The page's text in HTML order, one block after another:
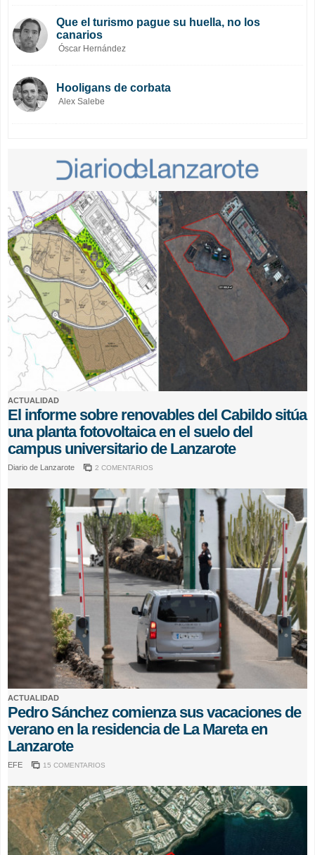
Que el turismo pague su huella, no los
canarios
Óscar Hernández
Hooligans de corbata
Alex Salebe
ACTUALIDAD
El informe sobre renovables del Cabildo sitúa
una planta fotovoltaica en el suelo del
campus universitario de Lanzarote
Diario de Lanzarote 2 COMENTARIOS
ACTUALIDAD
Pedro Sánchez comienza sus vacaciones de
verano en la residencia de La Mareta en
Lanzarote
EFE 15 COMENTARIOS